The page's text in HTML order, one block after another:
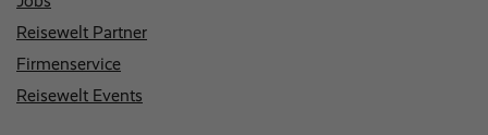
Reisewelt Partner
Firmenservice
Reisewelt Events